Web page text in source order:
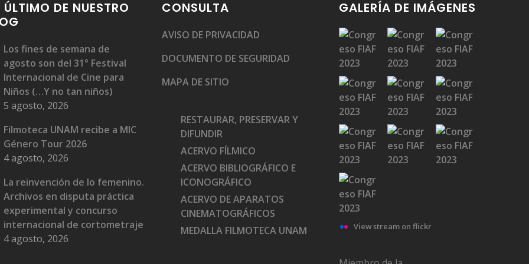
ÚLTIMO DE NUESTRO
Los fines de semana de
agosto son del 31° Festival
Internacional de Cine para
Niños (…Y no tan niños)
5 agosto, 2026
Filmoteca UNAM recibe a MIC
Género Tour 2026
4 agosto, 2026
La reinvención de lo femenino.
Archivos en disputa práctica
experimental y concurso
internacional de cortometraje
4 agosto, 2026
CONSULTA
AVISO DE PRIVACIDAD
DOCUMENTO DE SEGURIDAD
MAPA DE SITIO
RESTAURAR, PRESERVAR Y
DIFUNDIR
ACERVO FÍLMICO
ACERVO BIBLIOGRÁFICO E
ICONOGRÁFICO
ACERVO DE APARATOS
CINEMATOGRÁFICOS
MEDALLA FILMOTECA UNAM
GALERÍA DE IMÁGENES
View stream on flickr